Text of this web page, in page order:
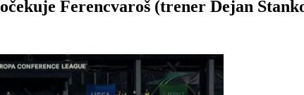
Ferencvaroš (trener Dejan